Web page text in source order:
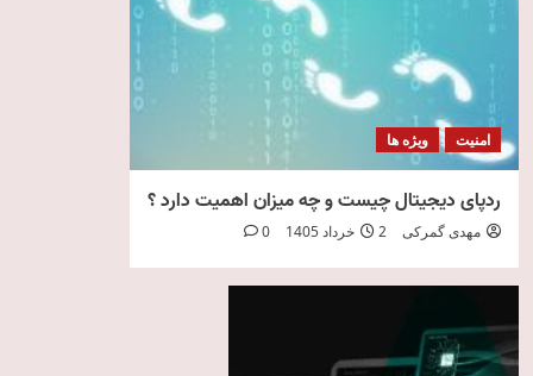
امنیت ویژه ها
ردپای دیجیتال چیست و چه میزان اهمیت دارد ؟
مهدی گمرکی 2 خرداد 1405 0